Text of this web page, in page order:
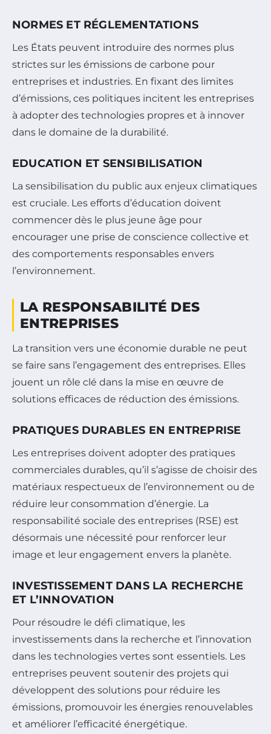
NORMES ET RÉGLEMENTATIONS
Les États peuvent introduire des normes plus
strictes sur les émissions de carbone pour
entreprises et industries. En fixant des limites
d’émissions, ces politiques incitent les entreprises
à adopter des technologies propres et à innover
dans le domaine de la durabilité.
EDUCATION ET SENSIBILISATION
La sensibilisation du public aux enjeux climatiques
est cruciale. Les efforts d’éducation doivent
commencer dès le plus jeune âge pour
encourager une prise de conscience collective et
des comportements responsables envers
l’environnement.
LA RESPONSABILITÉ DES
ENTREPRISES
La transition vers une économie durable ne peut
se faire sans l’engagement des entreprises. Elles
jouent un rôle clé dans la mise en œuvre de
solutions efficaces de réduction des émissions.
PRATIQUES DURABLES EN ENTREPRISE
Les entreprises doivent adopter des pratiques
commerciales durables, qu’il s’agisse de choisir des
matériaux respectueux de l’environnement ou de
réduire leur consommation d’énergie. La
responsabilité sociale des entreprises (RSE) est
désormais une nécessité pour renforcer leur
image et leur engagement envers la planète.
INVESTISSEMENT DANS LA RECHERCHE
ET L’INNOVATION
Pour résoudre le défi climatique, les
investissements dans la recherche et l’innovation
dans les technologies vertes sont essentiels. Les
entreprises peuvent soutenir des projets qui
développent des solutions pour réduire les
émissions, promouvoir les énergies renouvelables
et améliorer l’efficacité énergétique.